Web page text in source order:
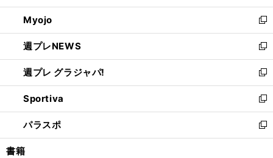
開
く
ウ
で
開
く
ン
ド
ウ
で
開
く
ウ
ィ
ン
ド
ウ
で
開
く
Myojo
新
し
い
ウ
ィ
ン
ド
ウ
で
開
週プレNEWS
新
し
い
ウ
ィ
ン
ド
ウ
週プレ グラジャパ!
新
し
い
ウ
ィ
ン
Sportiva
新
し
い
ウ
パラスポ
新
し
書籍